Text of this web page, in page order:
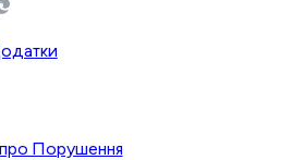
Порушення